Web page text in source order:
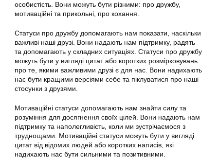
особистість. Вони можуть бути різними: про дружбу,
мотиваційні та прикольні, про кохання.
Статуси про дружбу допомагають нам показати, наскільки
важливі наші друзі. Вони надають нам підтримку, радять
та допомагають у складних ситуаціях. Статуси про дружбу
можуть бути у вигляді цитат або коротких розмірковувань
про те, якими важливими друзі є для нас. Вони надихають
нас бути кращими версіями себе та піклуватися про наші
стосунки з друзями.
Мотиваційні статуси допомагають нам знайти силу та
розуміння для досягнення своїх цілей. Вони надають нам
підтримку та наполегливість, коли ми зустрічаємося з
труднощами. Мотиваційні статуси можуть бути у вигляді
цитат від відомих людей або коротких написів, які
надихають нас бути сильними та позитивними.